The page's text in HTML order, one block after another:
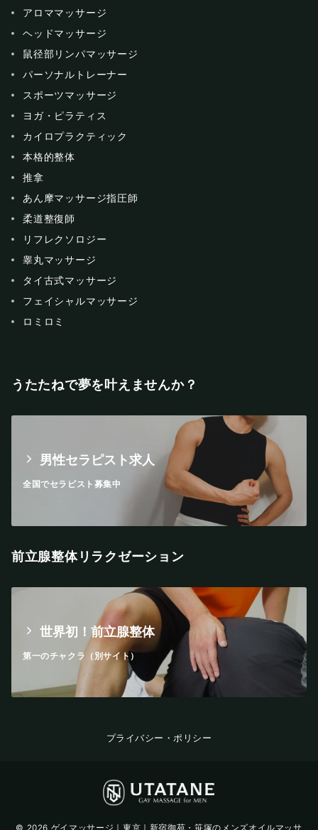
アロママッサージ
ヘッドマッサージ
鼠径部リンパマッサージ
パーソナルトレーナー
スポーツマッサージ
ヨガ・ピラティス
カイロプラクティック
本格的整体
推拿
あん摩マッサージ指圧師
柔道整復師
リフレクソロジー
睾丸マッサージ
タイ古式マッサージ
フェイシャルマッサージ
ロミロミ
うたたねで夢を叶えませんか？
男性セラピスト求人
全国でセラピスト募集中
前立腺整体リラクゼーション
世界初！前立腺整体
第一のチャクラ（別サイト）
プライバシー・ポリシー
© 2026 ゲイマッサージ｜東京｜新宿御苑・笹塚のメンズオイルマッサ